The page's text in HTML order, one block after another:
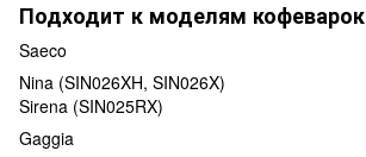
Подходит к моделям кофеварок
Saeco
Nina (SIN026XH, SIN026X)
Sirena (SIN025RX)
Gaggia